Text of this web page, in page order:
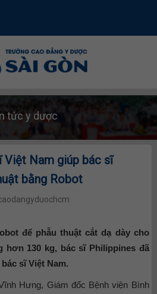
tức y dược
Việt Nam giúp bác sĩ
bằng Robot
để phẫu thuật cắt dạ dày cho
hơn 130 kg, bác sĩ Philippines đã
sĩ Việt Nam.
Hưng, Giám đốc Bệnh viện Bình